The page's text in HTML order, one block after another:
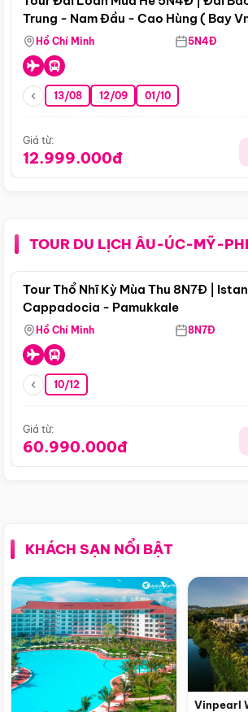
Trung - Nam Đầu - Cao Hùng ( Bay
Hồ Chí Minh 5N4Đ
13/08 12/09 01/10
Giá từ:
12.999.000đ
TOUR DU LỊCH ÂU-ÚC-MỸ-PHI
Tour Thổ Nhĩ Kỳ Mùa Thu 8N7Đ |
Cappadocia - Pamukkale
Hồ Chí Minh 8N7Đ
10/12
Giá từ:
60.990.000đ
KHÁCH SẠN NỔI BẬT
Vinpearl